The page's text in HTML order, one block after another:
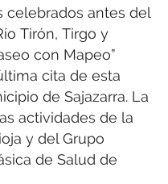
celebrados antes del
Tirón, Tirgo y
con Mapeo”
cita de esta
de Sajazarra. La
actividades de la
y del Grupo
de Salud de